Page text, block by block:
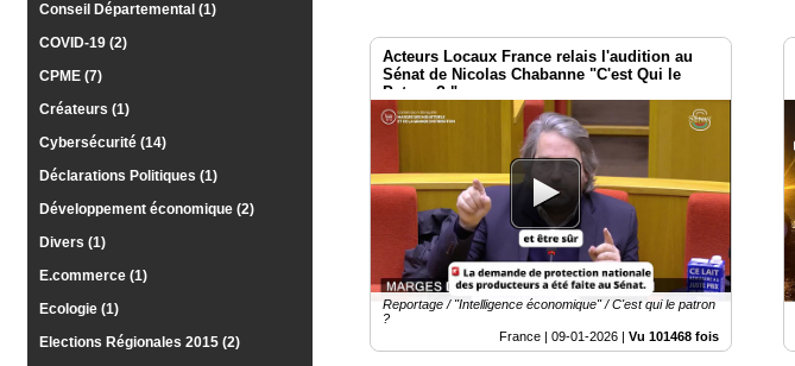
Conseil Départemental (1)
COVID-19 (2)
CPME (7)
Créateurs (1)
Cybersécurité (14)
Déclarations Politiques (1)
Développement économique (2)
Divers (1)
E.commerce (1)
Ecologie (1)
Elections Régionales 2015 (2)
Acteurs Locaux France relais l'audition au
Sénat de Nicolas Chabanne "C'est Qui le
Patron ? "
Reportage / "Intelligence économique" / C'est qui le patron
?
France |09-01-2026 |Vu 101468 fois